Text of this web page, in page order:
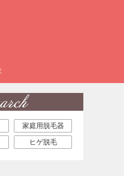
家庭用脱毛器
ヒゲ脱毛